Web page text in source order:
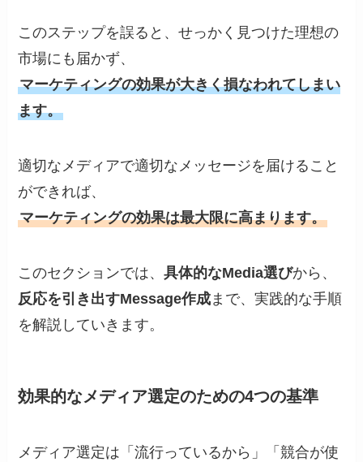
このステップを誤ると、せっかく見つけた理想の
市場にも届かず、
マーケティングの効果が大きく損なわれてしまい
ます。
適切なメディアで適切なメッセージを届けること
ができれば、
マーケティングの効果は最大限に高まります。
このセクションでは、具体的なMedia選びから、
反応を引き出すMessage作成 まで、実践的な手順
を解説していきます。
効果的なメディア選定のための4つの基準
メディア選定は「流行っているから」「競合が使